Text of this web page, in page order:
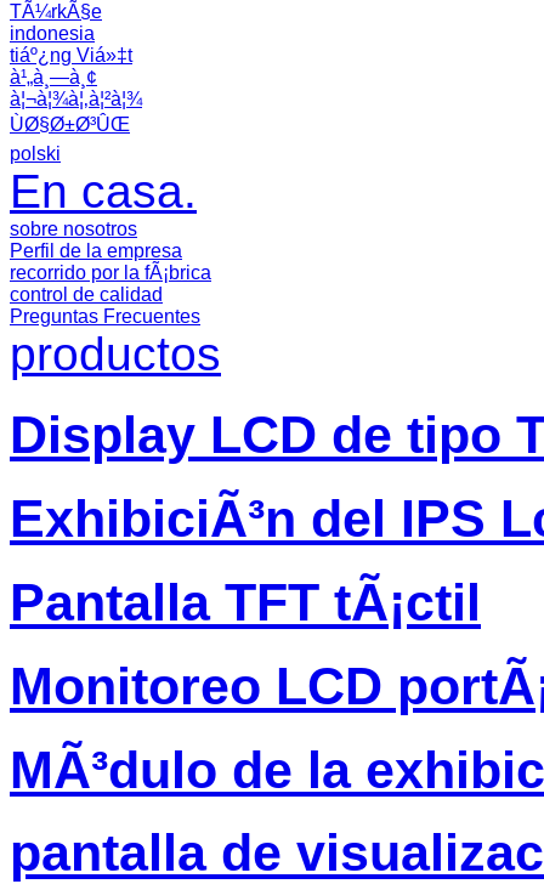
TÃ¼rkÃ§e
indonesia
tiáº¿ng Viá»‡t
à¹„à¸—à¸¢
à¦¬à¦¾à¦‚à¦²à¦¾
ÙØ§Ø±Ø³ÛŒ
polski
En casa.
sobre nosotros
Perfil de la empresa
recorrido por la fÃ¡brica
control de calidad
Preguntas Frecuentes
productos
Display LCD de tipo
ExhibiciÃ³n del IPS
Pantalla TFT tÃ¡ctil
Monitoreo LCD
MÃ³dulo de la
pantalla de